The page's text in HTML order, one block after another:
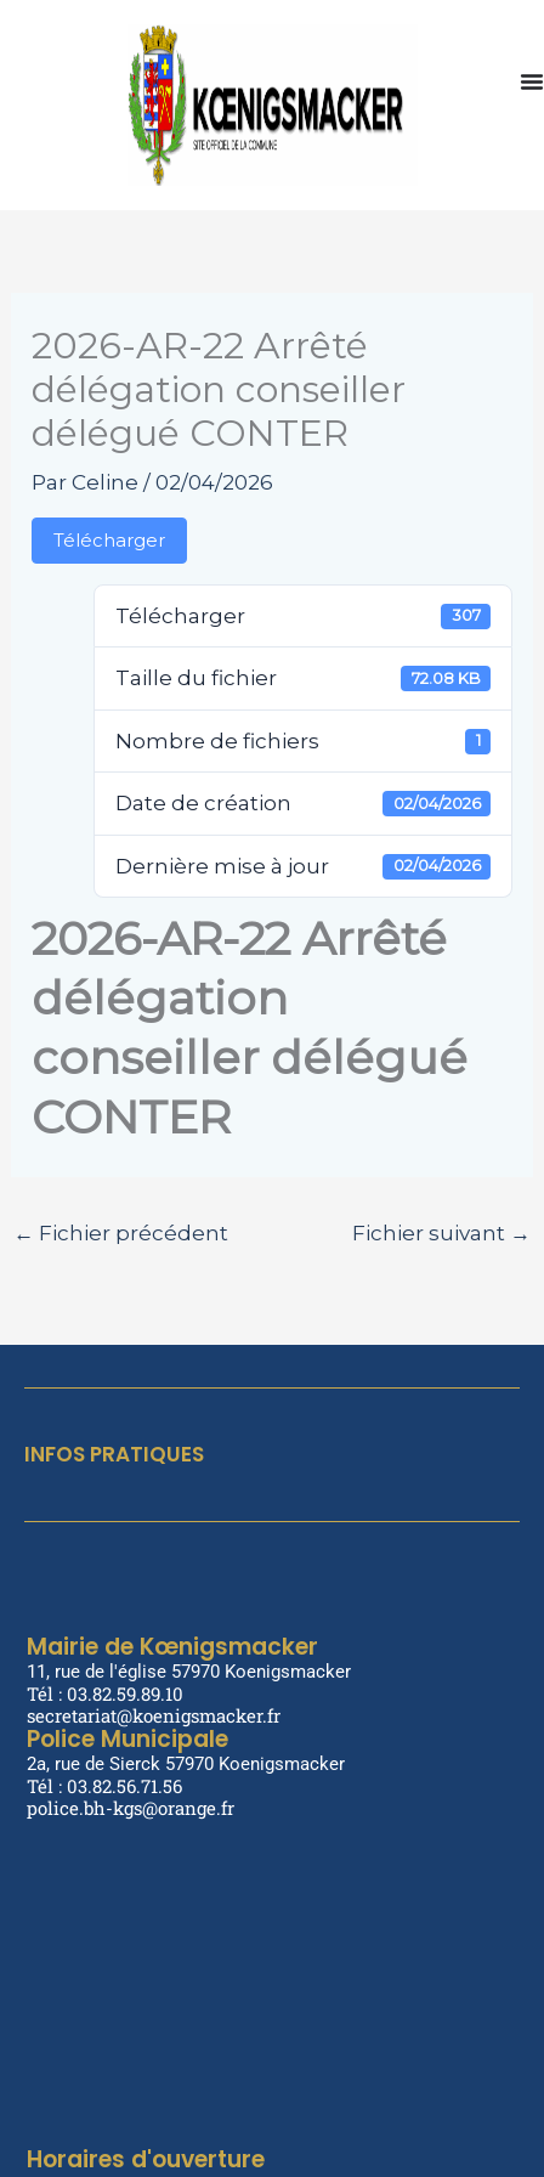
2026-AR-22 Arrêté
délégation conseiller
délégué CONTER
ParCeline/02/04/2026
Télécharger
Télécharger 307
Taille du fichier 72.08 KB
Nombre de fichiers 1
Date de création 02/04/2026
Dernière mise à jour 02/04/2026
2026-AR-22 Arrêté
délégation
conseiller délégué
CONTER
← Fichier précédent Fichier suivant →
INFOS PRATIQUES
Mairie de Kœnigsmacker
11, rue de l'église 57970 Koenigsmacker
Tél : 03.82.59.89.10
secretariat@koenigsmacker.fr
Police Municipale
2a, rue de Sierck 57970 Koenigsmacker
Tél : 03.82.56.71.56
police.bh-kgs@orange.fr
Horaires d'ouverture